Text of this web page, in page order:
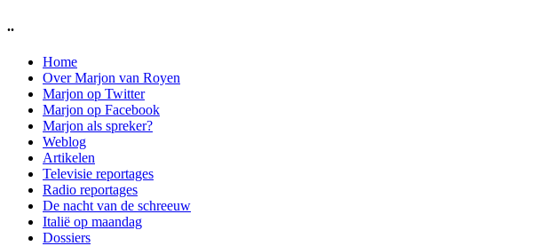
..
Home
Over Marjon van Royen
Marjon op Twitter
Marjon op Facebook
Marjon als spreker?
Weblog
Artikelen
Televisie reportages
Radio reportages
De nacht van de schreeuw
Italië op maandag
Dossiers